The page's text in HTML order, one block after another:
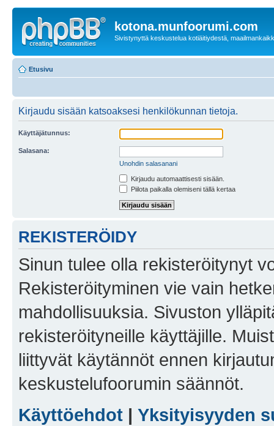
kotona.munfoorumi.com
Sivistynyttä keskustelua kotiäitiydestä,
Etusivu
Kirjaudu sisään katsoaksesi henkilökunnan tietoja.
Käyttäjätunnus:
Salasana:
Unohdin salasanani
Kirjaudu automaattisesti sisään.
Piilota paikalla olemiseni tällä kertaa
REKISTERÖIDY
Sinun tulee olla rekisteröitynyt
Rekisteröityminen vie vain
mahdollisuuksia. Sivuston
rekisteröityneille käyttäjille.
liittyvät käytännöt ennen
keskustelufoorumin säännöt.
Käyttöehdot | Yksityisyyden